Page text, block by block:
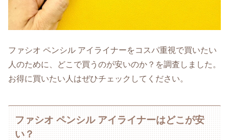
ファシオ ペンシル アイライナーをコスパ重視で買いたい
人のために、どこで買うのが安いのか？を調査しました。
お得に買いたい人はぜひチェックしてください。
ファシオ ペンシル アイライナーはどこが安
い？